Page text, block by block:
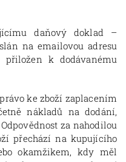
daňový doklad –
na emailovou adresu
k dodávanému
ke zboží zaplacením
nákladů na dodání,
za nahodilou
přechází na kupujícího
okamžikem, kdy měl